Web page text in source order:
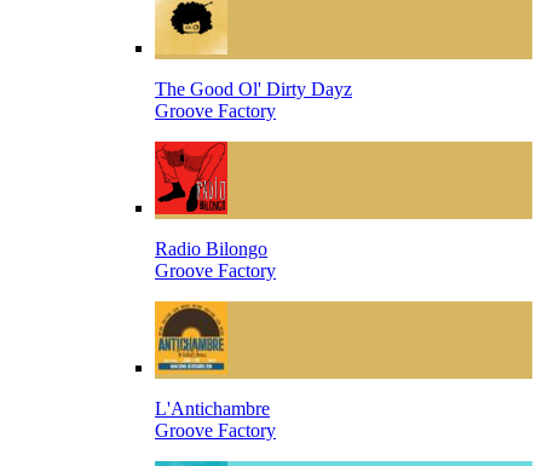
The Good Ol' Dirty Dayz
Groove Factory
Radio Bilongo
Groove Factory
L'Antichambre
Groove Factory